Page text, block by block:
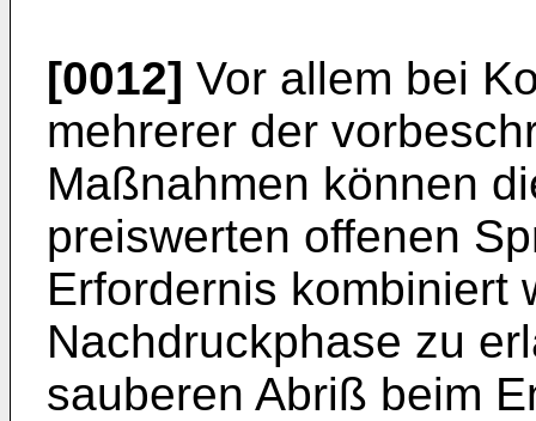
[0012] Vor allem bei
mehrerer der
Maßnahmen können
preiswerten offenen
Erfordernis kombiniert
Nachdruckphase zu
sauberen Abriß beim